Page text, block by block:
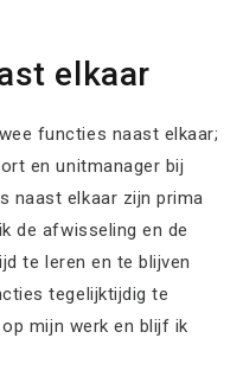
elkaar
functies naast elkaar;
en unitmanager bij
naast elkaar zijn prima
de afwisseling en de
te leren en te blijven
tegelijktijdig te
mijn werk en blijf ik